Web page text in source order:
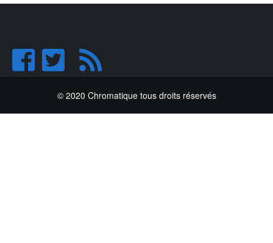
© 2020 Chromatique tous droits réservés